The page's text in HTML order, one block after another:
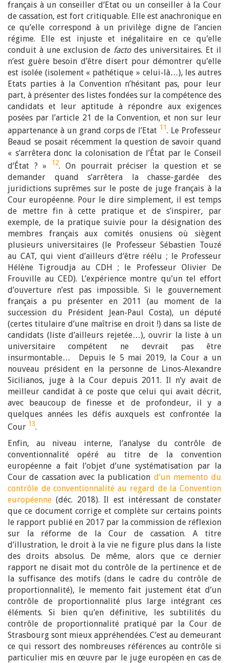
français à un conseiller d’Etat ou un conseiller à la Cour
de cassation, est fort critiquable. Elle est anachronique en
ce qu’elle correspond à un privilège digne de l’ancien
régime. Elle est injuste et inégalitaire en ce qu’elle
conduit à une exclusion de factodes universitaires. Et il
n’est guère besoin d’être disert pour démontrer qu’elle
est isolée (isolement « pathétique » celui-là…), les autres
Etats parties à la Convention n’hésitant pas, pour leur
part, à présenter des listes fondées sur la compétence des
candidats et leur aptitude à répondre aux exigences
posées par l’article 21 de la Convention, et non sur leur
appartenance à un grand corps de l’Etat 11. Le Professeur
Beaud se posait récemment la question de savoir quand
« s’arrêtera donc la colonisation de l’État par le Conseil
d’État ? »
12. On pourrait préciser la question et se
demander quand s’arrêtera la chasse-gardée des
juridictions suprêmes sur le poste de juge français à la
Cour européenne. Pour le dire simplement, il est temps
de mettre fin à cette pratique et de s’inspirer, par
exemple, de la pratique suivie pour la désignation des
membres français aux comités onusiens où siègent
plusieurs universitaires (le Professeur Sébastien Touzé
au CAT, qui vient d’ailleurs d’être réélu ; le Professeur
Hélène Tigroudja au CDH ; le Professeur Olivier De
Frouville au CED). L’expérience montre qu’un tel effort
d’ouverture n’est pas impossible. Si le gouvernement
français a pu présenter en 2011 (au moment de la
succession du Président Jean-Paul Costa), un député
(certes titulaire d’une maîtrise en droit !) dans sa liste de
candidats (liste d’ailleurs rejetée…), ouvrir la liste à un
universitaire compétent ne devrait pas être
insurmontable… Depuis le 5 mai 2019, la Cour a un
nouveau président en la personne de Linos-Alexandre
Sicilianos, juge à la Cour depuis 2011. Il n’y avait de
meilleur candidat à ce poste que celui qui avait décrit,
avec beaucoup de finesse et de profondeur, il y a
quelques années les défis auxquels est confrontée la
Cour 13.
Enfin, au niveau interne, l’analyse du contrôle de
conventionnalité opéré au titre de la convention
européenne a fait l’objet d’une systématisation par la
Cour de cassation avec la publication d’un memento du
contrôle de conventionnalité au regard de la Convention
européenne (déc. 2018). Il est intéressant de constater
que ce document corrige et complète sur certains points
le rapport publié en 2017 par la commission de réflexion
sur la réforme de la Cour de cassation. A titre
d’illustration, le droit à la vie ne figure plus dans la liste
des droits absolus. De même, alors que ce dernier
rapport ne disait mot du contrôle de la pertinence et de
la suffisance des motifs (dans le cadre du contrôle de
proportionnalité), le memento fait justement état d’un
contrôle de proportionnalité plus large intégrant ces
éléments. Si bien qu’en définitive, les subtilités du
contrôle de proportionnalité pratiqué par la Cour de
Strasbourg sont mieux appréhendées. C’est au demeurant
ce qui ressort des nombreuses références au contrôle si
particulier mis en œuvre par le juge européen en cas de